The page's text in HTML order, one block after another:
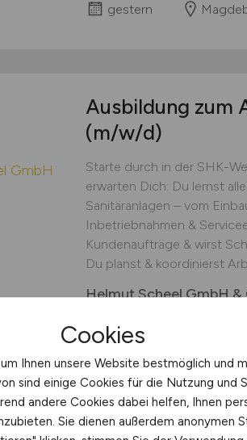
gestern
Ausbildung zum
(m/w/d)
Starte durch in der SHK-
erwarten Dich: Du lernst
Sanitäranlagen – vom
Inbetriebnahmen &
Kundenaufträge & wirst
Du planst & koordinierst
Helmut Scheel GmbH &
gestern
Cookies
Ihnen unsere Website bestmöglich und
sind einige Cookies für die Nutzung und
andere Cookies dabei helfen, Ihnen
Sie dienen außerdem anonymen